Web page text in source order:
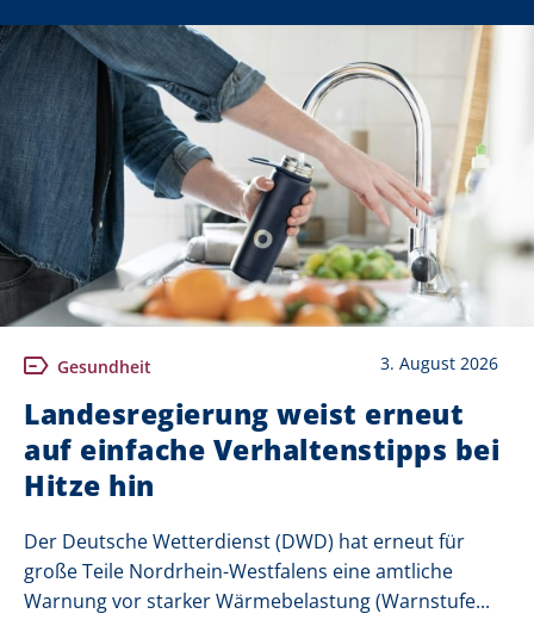
Gesundheit 3. August 2026
Landesregierung weist erneut
auf einfache Verhaltenstipps bei
Hitze hin
Der Deutsche Wetterdienst (DWD) hat erneut für
große Teile Nordrhein-Westfalens eine amtliche
Warnung vor starker Wärmebelastung (Warnstufe...